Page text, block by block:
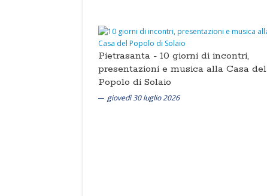
Pietrasanta - 10 giorni di incontri,
presentazioni e musica alla Casa del
Popolo di Solaio
giovedì 30 luglio 2026